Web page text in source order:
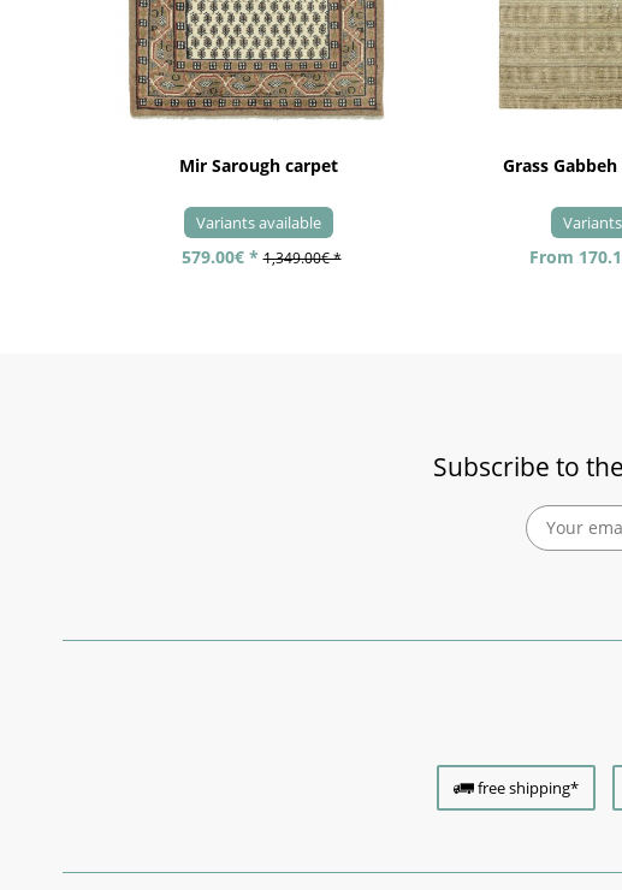
Mir Sarough carpet
Variants available
579.00€ * 1,349.00€ *
Grass Gabbeh
From
Subscribe to
free shipping*